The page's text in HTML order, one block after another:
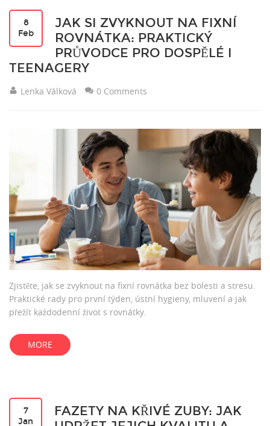
8
Feb
JAK SI ZVYKNOUT NA FIXNÍ
ROVNÁTKA: PRAKTICKÝ
PRŮVODCE PRO DOSPĚLÉ I
TEENAGERY
Lenka Válková 0 Comments
Zjistěte, jak se zvyknout na fixní rovnátka bez bolesti a stresu.
Praktické rady pro první týden, ústní hygieny, mluvení a jak
přežít každodenní život s rovnátky.
MORE
7
Jan
FAZETY NA KŘIVÉ ZUBY: JAK